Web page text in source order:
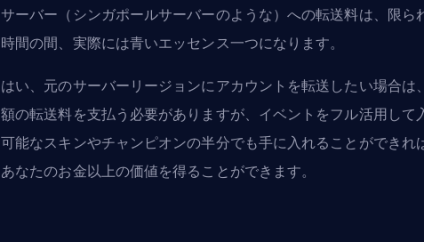
サーバー（シンガポールサーバーのような）への転送料は、限ら
時間の間、実際には青いエッセンス一つになります。
はい、元のサーバーリージョンにアカウントを転送したい場合は
額の転送料を支払う必要がありますが、イベントをフル活用して
可能なスキンやチャンピオンの半分でも手に入れることができれ
あなたのお金以上の価値を得ることができます。